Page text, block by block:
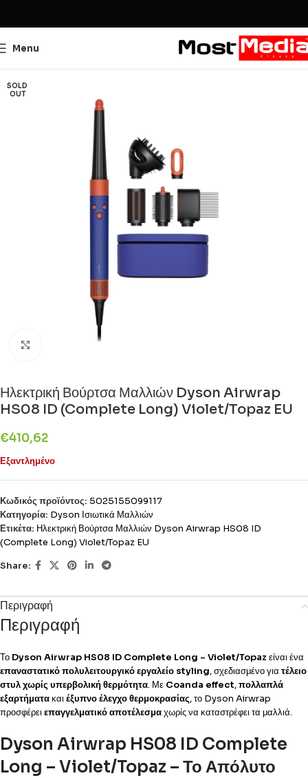
Menu
SOLD
OUT
Ηλεκτρική Βούρτσα Μαλλιών Dyson Airwrap
HS08 ID (Complete Long) Violet/Topaz EU
€410,62
Εξαντλημένο
Κωδικός προϊόντος: 5025155099117
Κατηγορία: Dyson Ισιωτικά Μαλλιών
Ετικέτα: Ηλεκτρική Βούρτσα Μαλλιών Dyson Airwrap HS08 ID
(Complete Long) Violet/Topaz EU
Share:
Περιγραφή
Περιγραφή
Το Dyson Airwrap HS08 ID Complete Long – Violet/Topaz είναι ένα
επαναστατικό πολυλειτουργικό εργαλείο styling, σχεδιασμένο για τέλειο
στυλ χωρίς υπερβολική θερμότητα. Με Coanda effect,πολλαπλά
εξαρτήματακαιέξυπνο έλεγχο θερμοκρασίας, το Dyson Airwrap
προσφέρειεπαγγελματικό αποτέλεσμαχωρίς να καταστρέφει τα μαλλιά.
Dyson Airwrap HS08 ID Complete
Long – Violet/Topaz – Το Απόλυτο